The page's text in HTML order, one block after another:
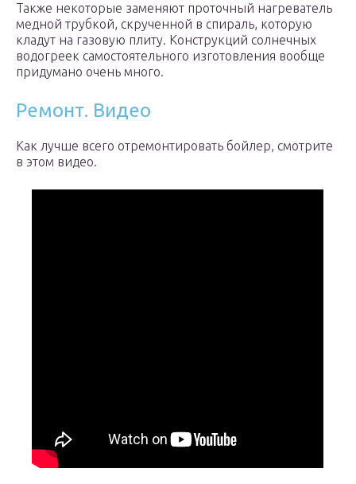
Также некоторые заменяют проточный нагреватель
медной трубкой, скрученной в спираль, которую
кладут на газовую плиту. Конструкций солнечных
водогреек самостоятельного изготовления вообще
придумано очень много.
Ремонт. Видео
Как лучше всего отремонтировать бойлер, смотрите
в этом видео.